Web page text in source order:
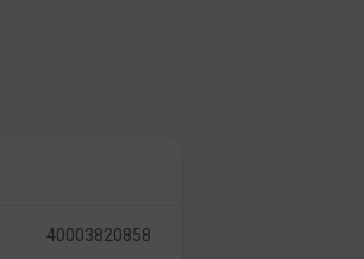
40003820858